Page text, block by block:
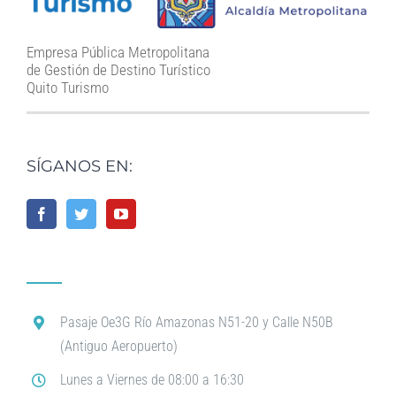
Empresa Pública Metropolitana
de Gestión de Destino Turístico
Quito Turismo
SÍGANOS EN:
Pasaje Oe3G Río Amazonas N51-20 y Calle N50B
(Antiguo Aeropuerto)
Lunes a Viernes de 08:00 a 16:30